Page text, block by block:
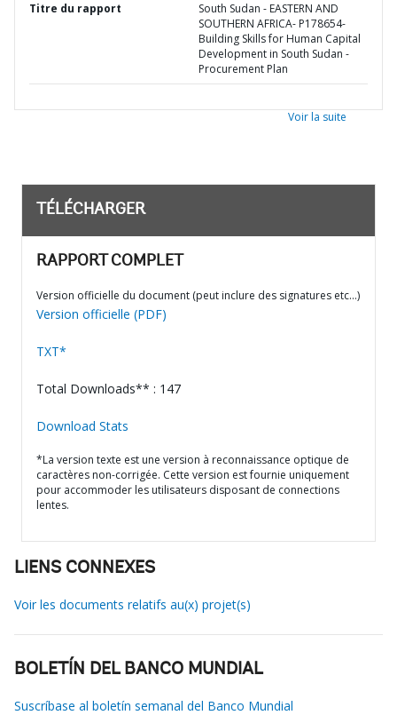
Titre du rapport
South Sudan - EASTERN AND
SOUTHERN AFRICA- P178654-
Building Skills for Human Capital
Development in South Sudan -
Procurement Plan
Voir la suite
TÉLÉCHARGER
RAPPORT COMPLET
Version officielle du document (peut inclure des signatures etc…)
Version officielle (PDF)
TXT*
Total Downloads** : 147
Download Stats
*La version texte est une version à reconnaissance optique de
caractères non-corrigée. Cette version est fournie uniquement
pour accommoder les utilisateurs disposant de connections
lentes.
LIENS CONNEXES
Voir les documents relatifs au(x) projet(s)
BOLETÍN DEL BANCO MUNDIAL
Suscríbase al boletín semanal del Banco Mundial